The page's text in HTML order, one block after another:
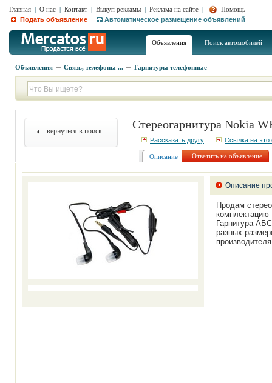
Главная | О нас | Контакт | Выкуп рекламы | Реклама на сайте |
Помощь
Подать объявление
Автоматическое размещение объявлений
Объявления Поиск автомобилей
Объявления Связь, телефоны ... Гарнитуры телефонные
вернуться в поиск Стереогарнитура
Рассказать другу Ссылка на это
Описание Ответить на объявление
Описание
Продам
комплектацию
Гарнитура
разных